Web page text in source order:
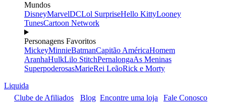
Mundos
DisneyMarvelDCLol SurpriseHello KittyLooney
TunesCartoon Network
Personagens Favoritos
MickeyMinnieBatmanCapitão AméricaHomem
AranhaHulkLilo StitchPernalongaAs Meninas
SuperpoderosasMarieRei LeãoRick e Morty
Liquida
Clube de Afiliados
Blog Encontre uma loja
Fale Conosco